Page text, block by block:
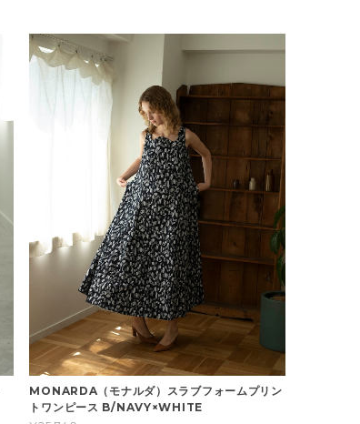
MONARDA（モナルダ）スラブフォームプリン
トワンピース B/NAVY×WHITE